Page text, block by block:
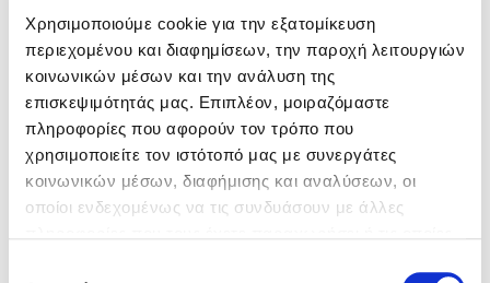
Χρησιμοποιούμε cookie για την εξατομίκευση
περιεχομένου και διαφημίσεων, την παροχή λειτουργιών
κοινωνικών μέσων και την ανάλυση της
επισκεψιμότητάς μας. Επιπλέον, μοιραζόμαστε
πληροφορίες που αφορούν τον τρόπο που
χρησιμοποιείτε τον ιστότοπό μας με συνεργάτες
κοινωνικών μέσων, διαφήμισης και αναλύσεων, οι
οποίοι ενδεχομένως να τις συνδυάσουν με άλλες
Πληροφορίες:
"Πληροφορίες μπορούν να
ζητηθούν από τους κάτωθι κκ
Ελένη Κοτζιαλάμπου τηλ.
6970005019, email
e.kotzialampou@ppcgroup.com
Μιχάλη Γράμμη τηλ. 6908044456,
m.grammis@ppcgroup.com"